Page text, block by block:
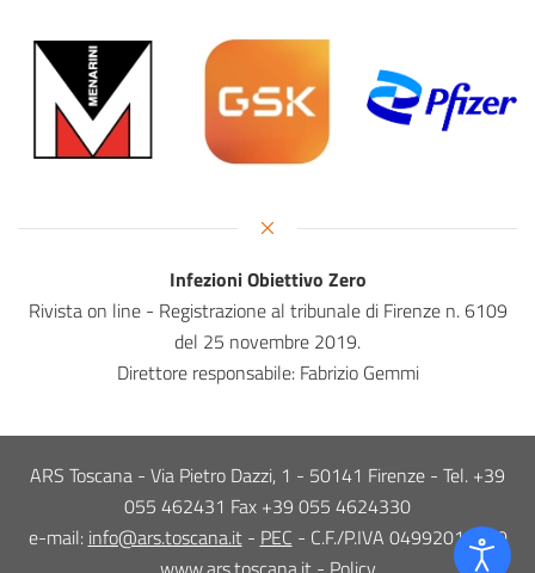
Infezioni Obiettivo Zero
Rivista on line - Registrazione al tribunale di Firenze n. 6109
del 25 novembre 2019.
Direttore responsabile: Fabrizio Gemmi
ARS Toscana - Via Pietro Dazzi, 1 - 50141 Firenze - Tel. +39
055 462431 Fax +39 055 4624330
e-mail: info@ars.toscana.it- PEC - C.F./P.IVA 04992010480